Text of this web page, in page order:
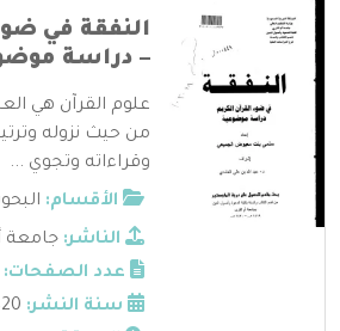
النفقة في
– دراسة
علوم القرآن هي
من حيث نزوله
وقراءاته وتجوي ...
الأقسام:
الناشر: جامعة
عدد الصفحات:
سنة النشر: